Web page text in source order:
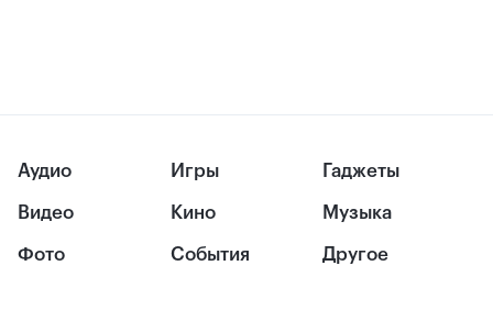
Аудио
Видео
Фото
Игры
Кино
События
Гаджеты
Музыка
Другое